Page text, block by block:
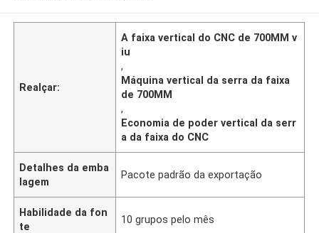
Realçar:
A faixa vertical do CNC de 700MM v
iu
,
Máquina vertical da serra da faixa
de 700MM
,
Economia de poder vertical da serr
a da faixa do CNC
Detalhes da emba
lagem
Pacote padrão da exportação
Habilidade da fon
te
10 grupos pelo mês